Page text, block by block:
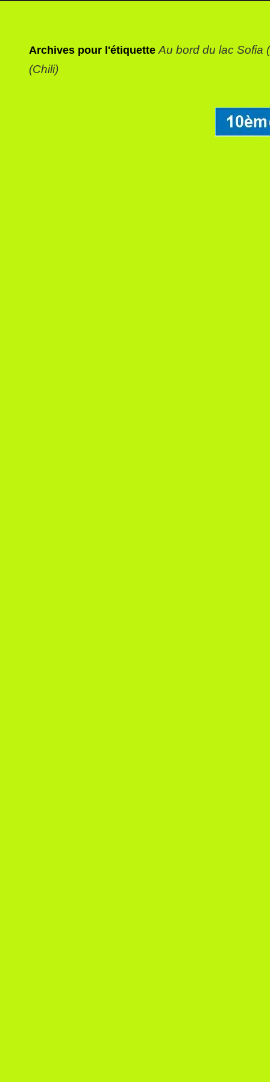
Archives pour l'étiquetteAu bord du lac Sofia
(Chili)